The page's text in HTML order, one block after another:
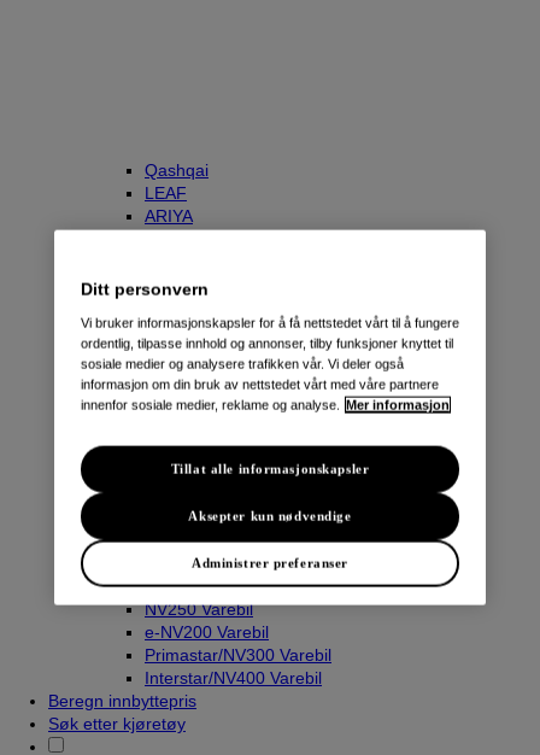
Qashqai
LEAF
ARIYA
e-NV200 Evalia
Navara
Townstar Varebil
Townstar El-Varebil
NV250 Varebil
e-NV200 Varebil
Primastar/NV300 Varebil
Interstar/NV400 Varebil
Beregn innbyttepris
Søk etter kjøretøy
Ditt personvern
Vi bruker informasjonskapsler for å få nettstedet vårt til å fungere
ordentlig, tilpasse innhold og annonser, tilby funksjoner knyttet til
sosiale medier og analysere trafikken vår. Vi deler også
informasjon om din bruk av nettstedet vårt med våre partnere
innenfor sosiale medier, reklame og analyse. Mer informasjon
Administrer preferanser
Aksepter kun nødvendige
Tillat alle informasjonskapsler